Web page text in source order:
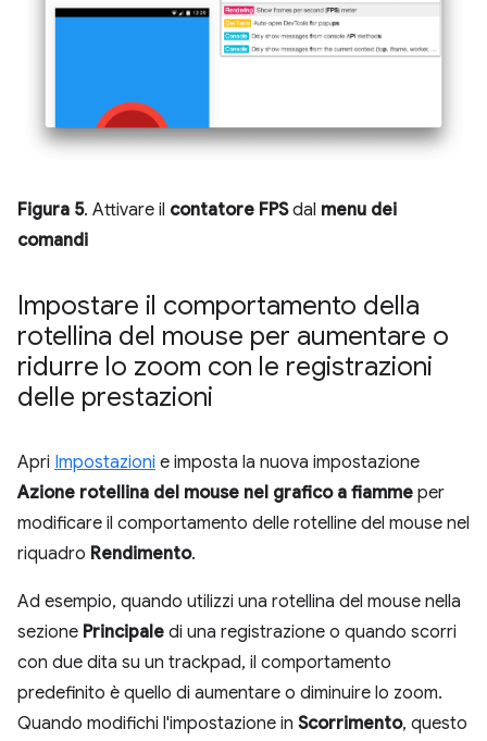
Figura 5. Attivare il contatore FPSdal menu dei
comandi
Impostare il comportamento della
rotellina del mouse per aumentare o
ridurre lo zoom con le registrazioni
delle prestazioni
Apri Impostazioni e imposta la nuova impostazione
Azione rotellina del mouse nel grafico a fiamme per
modificare il comportamento delle rotelline del mouse nel
riquadro Rendimento.
Ad esempio, quando utilizzi una rotellina del mouse nella
sezione Principale di una registrazione o quando scorri
con due dita su un trackpad, il comportamento
predefinito è quello di aumentare o diminuire lo zoom.
Quando modifichi l'impostazione in Scorrimento, questo